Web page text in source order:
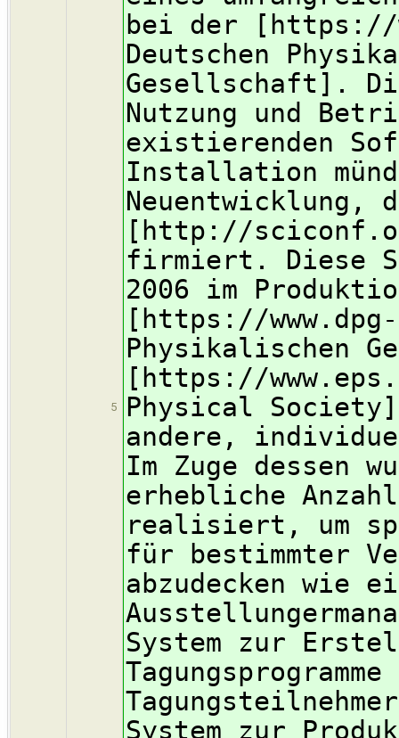
5
bei der [https://
Deutschen
Gesellschaft].
Nutzung und
existierenden
Installation
Neuentwicklung,
[http://
firmiert. Diese
2006 im
[https://
Physikalischen
[https://
Physical
andere,
Im Zuge dessen
erhebliche Anzahl
realisiert, um
für bestimmter
abzudecken wie
System zur
System zur